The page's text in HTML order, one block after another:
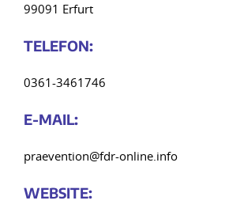
99091 Erfurt
TELEFON:
0361-3461746
E-MAIL:
praevention@fdr-online.info
WEBSITE: